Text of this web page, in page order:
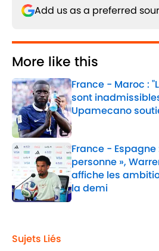
Add us as a preferred
More like this
France - Maroc :
sont
Upamecano
Published by on
France - Espagne
personne »,
affiche les
la demi
Published by on
Sujets Liés